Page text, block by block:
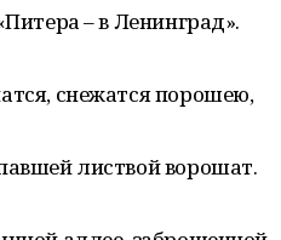
– в Ленинград».
снежатся порошею,
листвой ворошат.